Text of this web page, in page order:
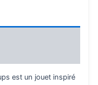
est un jouet inspiré